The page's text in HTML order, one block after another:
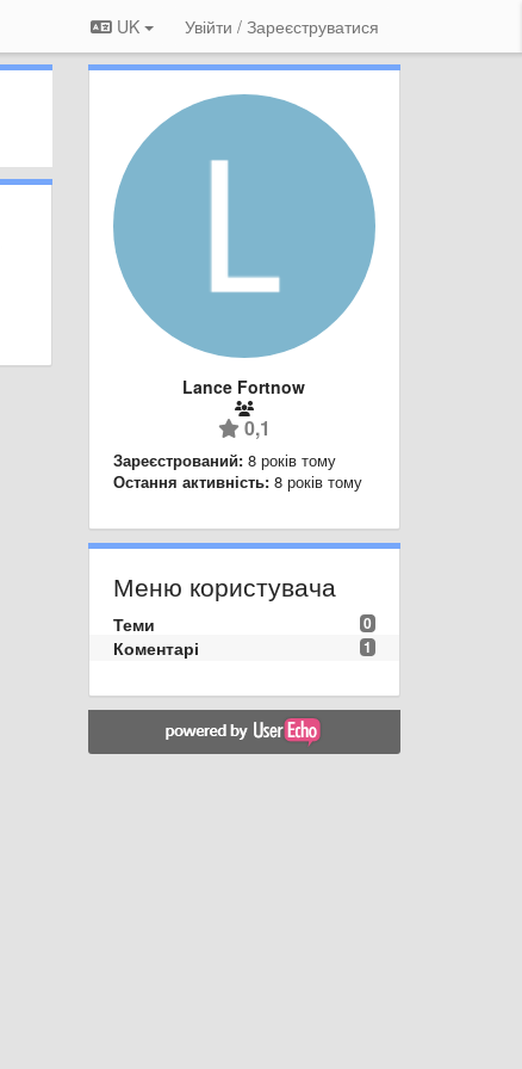
UK Увійти / Зареєструватися
Lance Fortnow
0,1
Зареєстрований: 8 років тому
Остання активність: 8 років тому
Меню користувача
0
Теми
1
Коментарі